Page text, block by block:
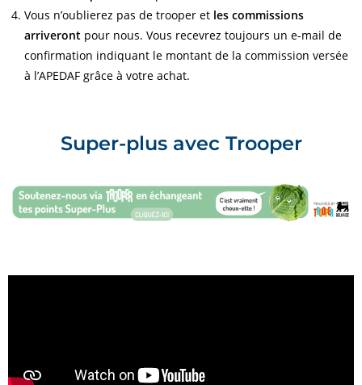
Vous n’oublierez pas de trooper et les commissions
arriveront pour nous. Vous recevrez toujours un e-mail de
confirmation indiquant le montant de la commission versée
à l’APEDAF grâce à votre achat.
Super-plus avec Trooper